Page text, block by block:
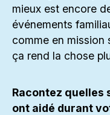
mieux est encore
événements
comme en mission
ça rend la chose
Racontez quelles
ont aidé durant